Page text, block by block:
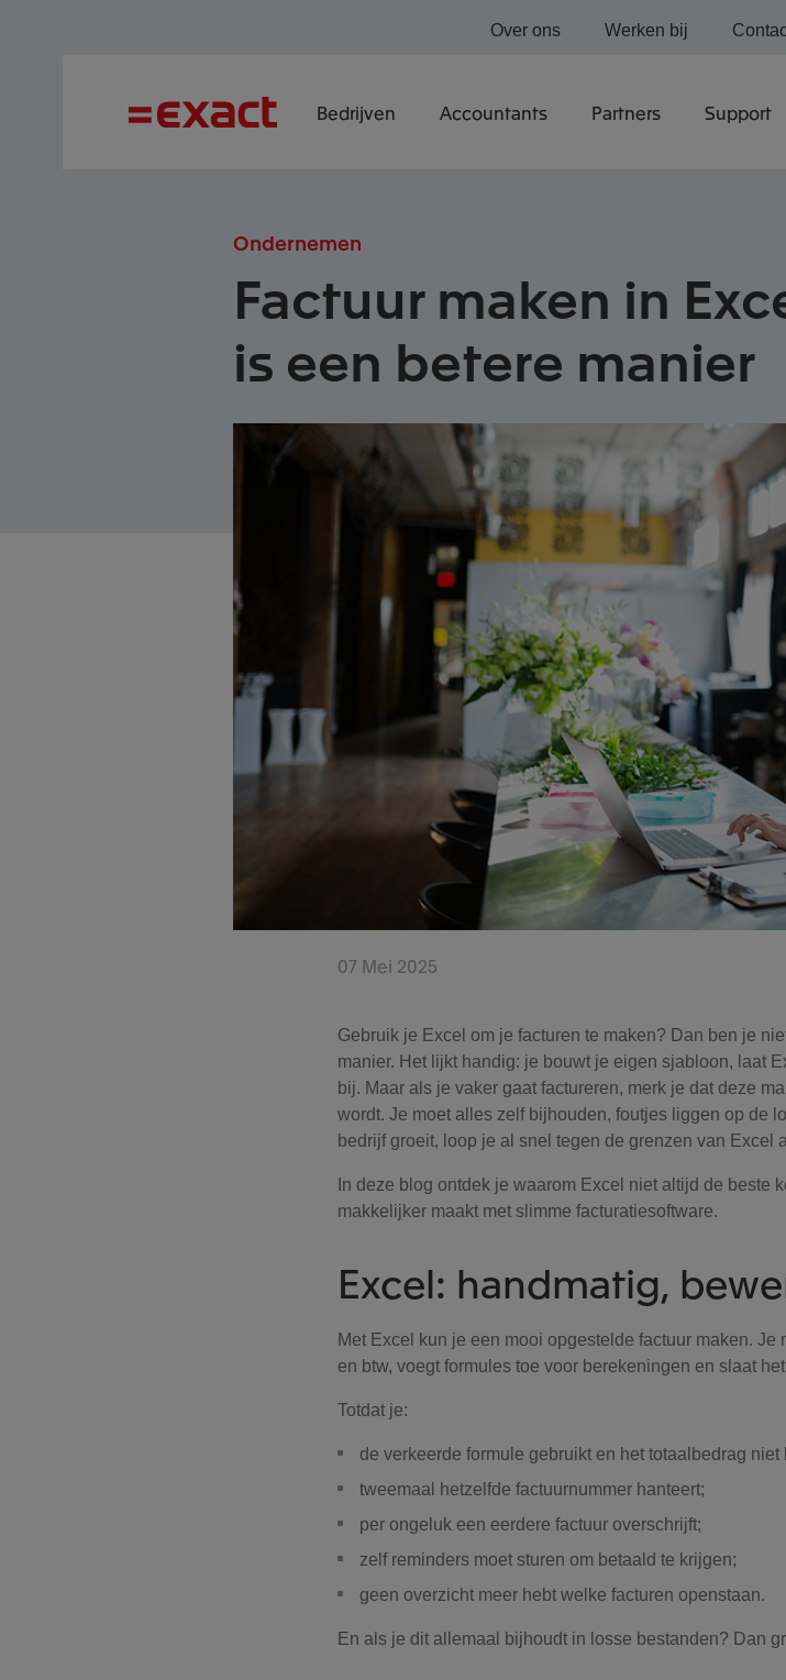
Bedrijven Accountants Partners Support
Over ons Werken bij
Ondernemen
Factuur maken in
is een betere manier
07 Mei 2025
Gebruik je Excel om je facturen te maken? Dan ben je
manier. Het lijkt handig: je bouwt je eigen sjabloon, laat
bij. Maar als je vaker gaat factureren, merk je dat deze
wordt. Je moet alles zelf bijhouden, foutjes liggen op de
bedrijf groeit, loop je al snel tegen de grenzen van Excel
In deze blog ontdek je waarom Excel niet altijd de beste
makkelijker maakt met slimme facturatiesoftware.
Excel: handmatig,
Met Excel kun je een mooi opgestelde factuur maken.
en btw, voegt formules toe voor berekeningen en slaat
Totdat je:
de verkeerde formule gebruikt en het totaalbedrag niet
tweemaal hetzelfde factuurnummer hanteert;
per ongeluk een eerdere factuur overschrijft;
zelf reminders moet sturen om betaald te krijgen;
geen overzicht meer hebt welke facturen openstaan.
En als je dit allemaal bijhoudt in losse bestanden? Dan